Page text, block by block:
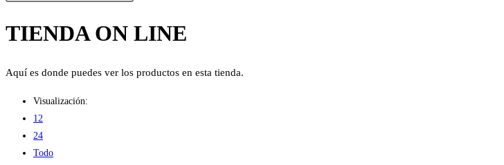
esta
TIENDA ON LINE
Aquí es donde puedes ver los productos en esta tienda.
Visualización:
12
24
Todo